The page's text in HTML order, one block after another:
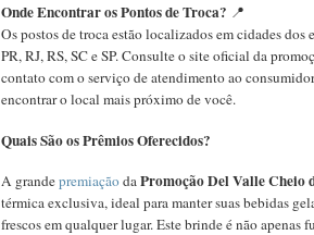
Onde Encontrar os Pontos de Troca? 📍
Os postos de troca estão localizados em cidades dos
PR, RJ, RS, SC e SP. Consulte o site oficial da
contato com o serviço de atendimento ao
encontrar o local mais próximo de você.
Quais São os Prêmios Oferecidos?
A grandepremiaçãodaPromoção Del Valle Cheio
térmica exclusiva, ideal para manter suas bebidas
frescos em qualquer lugar. Este brinde é não apenas